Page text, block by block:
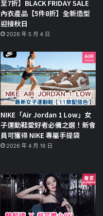
至7折】BLACK FRIDAY SALE
內衣產品【5件8折】全新造型
迎接秋日
2026 年 5 月 4 日
NIKE「Air Jordan 1 Low」女
子運動鞋愛好者必備之選！新會
員可獲得 NIKE 專屬手提袋
2026 年 4 月 16 日